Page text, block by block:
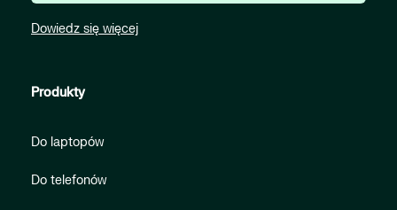
Dowiedz się więcej
Produkty
Do laptopów
Do telefonów